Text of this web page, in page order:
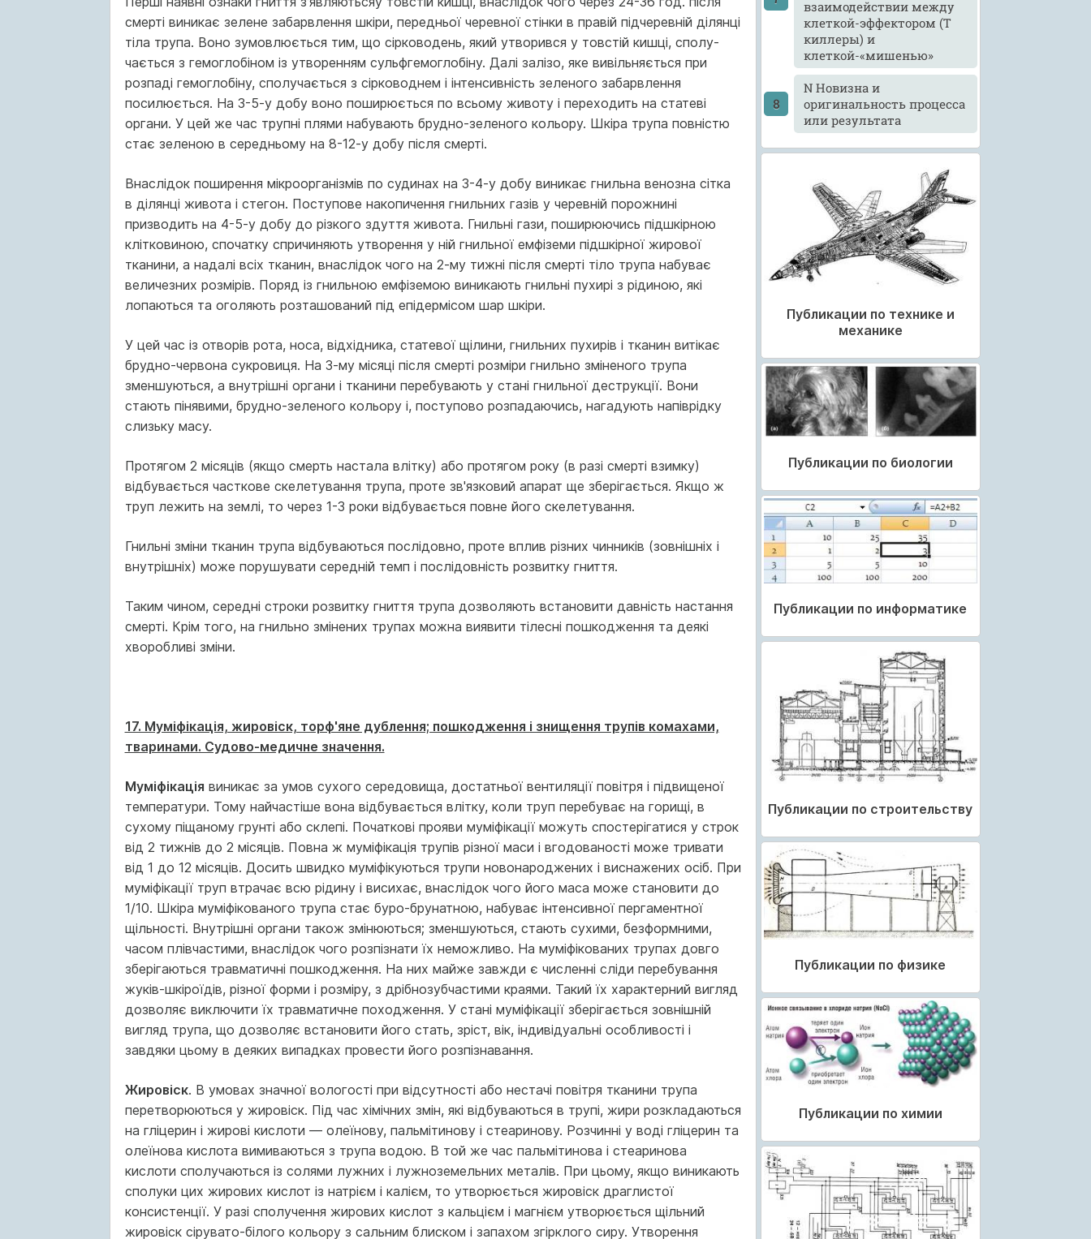
смерті виникає зелене забарвлення шкіри, передньої черевної стінки в правій підчеревній ділянці
тіла трупа. Воно зумовлюється тим, що сірководень, який утворився у товстій кишці, сполу­
чається з гемоглобіном із утворенням сульфгемоглобіну. Далі залізо, яке вивільняється при
розпаді гемоглобіну, сполучається з сірководнем і інтенсивність зеленого забар­влення
посилюється. На 3-5-у добу воно поширюється по всьому животу і переходить на статеві
органи. У цей же час трупні плями набувають брудно-зеленого кольору. Шкіра трупа повністю
стає зеленою в середньому на 8-12-у добу після смерті.
Внаслідок поширення мікроорганізмів по судинах на 3-4-у добу виникає гнильна венозна сітка
в ділянці живота і стегон. Поступове накопичення гнильних газів у черевній порожнині
призводить на 4-5-у добу до різкого здуття живота. Гнильні гази, поширюючись підшкірною
клітко­виною, спочатку спричиняють утворення у ній гнильної емфіземи підшкірної жирової
тканини, а надалі всіх тка­нин, внаслідок чого на 2-му тижні після смерті тіло трупа набуває
величезних розмірів. Поряд із гнильною емфізе­мою виникають гнильні пухирі з рідиною, які
лопаються та оголяють розташований під епідермісом шар шкіри.
У цей час із отворів рота, носа, відхідника, статевої щілини, гнильних пухирів і тканин витікає
брудно-черво­на сукровиця. На 3-му місяці після смерті розміри гнильно зміненого трупа
зменшуються, а внутрішні органи і ткани­ни перебувають у стані гнильної деструкції. Вони
стають пінявими, брудно-зеленого кольору і, поступово розпада­ючись, нагадують напіврідку
слизьку масу.
Протягом 2 місяців (якщо смерть настала влітку) або протягом року (в разі смерті взимку)
відбувається часткове скелетування трупа, проте зв'язковий апарат ще збері­гається. Якщо ж
труп лежить на землі, то через 1-3 роки відбувається повне його скелетування.
Гнильні зміни тканин трупа відбуваються послідовно, проте вплив різних чинників (зовнішніх і
внутрішніх) може порушувати середній темп і послідовність розвитку гниття.
Таким чином, середні строки розвитку гниття трупа дозволяють встановити давність настання
смерті. Крім того, на гнильно змінених трупах можна виявити тілесні пошкодження та деякі
хворобливі зміни.
17. Муміфікація, жировіск, торф'яне дублення; пошкодження і знищення трупів комахами,
тваринами. Судово-медичне значення.
Муміфікація виникає за умов сухого середовища, дос­татньої вентиляції повітря і підвищеної
температури. Тому найчастіше вона відбувається влітку, коли труп перебуває на горищі, в
сухому піщаному грунті або склепі. Початкові прояви муміфікації можуть спостерігатися у строк
від 2 тижнів до 2 місяців. Повна ж муміфікація трупів різної маси і вгодованості може тривати
від 1 до 12 місяців. Досить швидко муміфікуються трупи новонароджених і виснаже­них осіб. При
муміфікації труп втрачає всю рідину і виси­хає, внаслідок чого його маса може становити до
1/10. Шкіра муміфікованого трупа стає буро-брунатною, набу­ває інтенсивної пергаментної
щільності. Внутрішні органи також змінюються; зменшуються, стають сухими, безформними,
часом плівчастими, внаслідок чого розпізнати їх неможливо. На муміфікованих трупах довго
зберігаються травма­тичні пошкодження. На них майже завжди є численні сліди перебування
жуків-шкіроїдів, різної форми і розміру, з дрібнозубчастими краями. Такий їх характерний вигляд
дозволяє виключити їх травматичне походження. У стані муміфікації зберігається зовнішній
вигляд трупа, що дозволяє встановити його стать, зріст, вік, індивідуальні особливості і
завдяки цьому в деяких випад­ках провести його розпізнавання.
Жировіск. В умовах значної вологості при відсутності або нестачі повітря тканини трупа
перетворюються у жи­ровіск. Під час хімічних змін, які відбуваються в трупі, жири розкладаються
на гліцерин і жирові кислоти — олеїнову, пальмітинову і стеаринову. Розчинні у воді гліце­рин та
олеїнова кислота вимиваються з трупа водою. В той же час пальмітинова і стеаринова
кислоти сполучаються із солями лужних і лужноземельних металів. При цьому, якщо виникають
сполуки цих жирових кислот із натрієм і калієм, то утворюється жировіск драглистої
консистенції. У разі сполучення жирових кислот з кальцієм і магнієм утворюється щільний
жировіск сірувато-білого кольору з сальним блиском і запахом згірклого сиру. Утворення
взаимодействии между
клеткой-эффектором (Т
киллеры) и
клеткой-«мишенью»
N Новизна и
оригинальность процесса
или результата
Публикации по технике и
механике
Публикации по биологии
Публикации по информатике
Публикации по строительству
Публикации по физике
Публикации по химии